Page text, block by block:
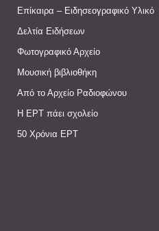
Επίκαιρα – Ειδησεογραφικό Υλικό
Δελτία Ειδήσεων
Φωτογραφικό Αρχείο
Μουσική βιβλιοθήκη
Από το Αρχείο Ραδιοφώνου
Η ΕΡΤ πάει σχολείο
50 Χρόνια ΕΡΤ